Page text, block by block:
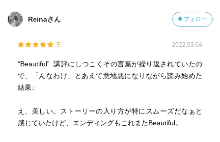
Reinaさん フォロー
5 2022.03.04
“Beautiful”. 講評にしつこくその言葉が繰り返されていたの
で、「んなわけ」とあえて意地悪になりながら読み始めた
結果↓
え、美しい。ストーリーの入り方が特にスムーズだなぁと
感じていたけど、エンディングもこれまたBeautiful。